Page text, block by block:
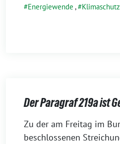
Energiewende , Klimaschutz
Der Paragraf 219a ist
27.
Juni
Zu der am Freitag im
beschlossenen